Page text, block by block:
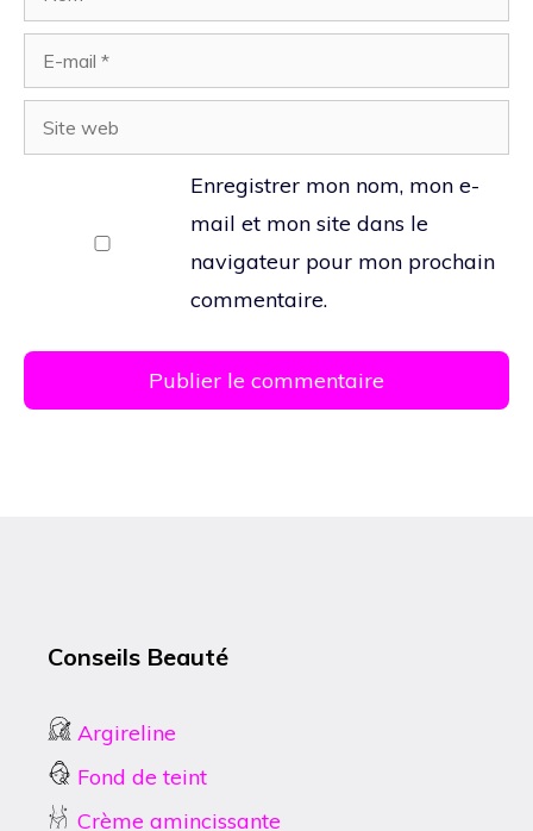
mail
Site
web
Enregistrer mon nom, mon e-
mail et mon site dans le
navigateur pour mon prochain
commentaire.
Conseils Beauté
Argireline
Fond de teint
Crème amincissante